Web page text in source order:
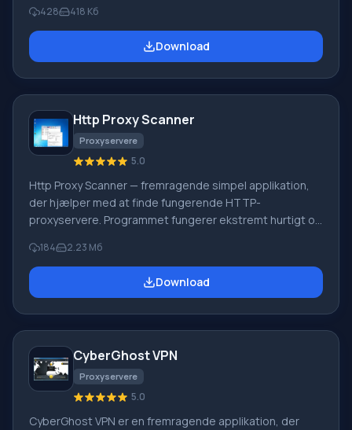
Funktion ved Proxy Switch: I programmet er det ret nemt
at skifte mellem fungerende proxy-servere, og
automatisk skift efter en bestemt tidsperiode er også
428 418 Кб
Download
Http Proxy Scanner
Proxyservere
5.0
Http Proxy Scanner — fremragende simpel applikation,
der hjælper med at finde fungerende HTTP-
proxyservere. Programmet fungerer ekstremt hurtigt og
tusinder af IP-adresser per sekund. Efter afslutning af
søgningen modtager brugeren en komplet liste over
opdagede servere til personlig brug. Du kan gemme den
184 2.23 Мб
Download
CyberGhost VPN
Proxyservere
5.0
CyberGhost VPN er en fremragende applikation, der